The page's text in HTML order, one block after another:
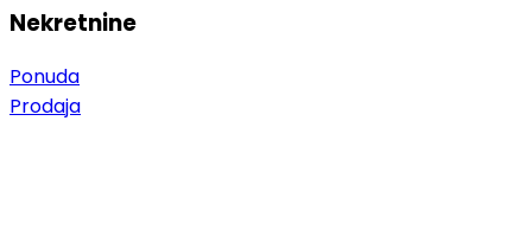
Nekretnine
Ponuda
Prodaja